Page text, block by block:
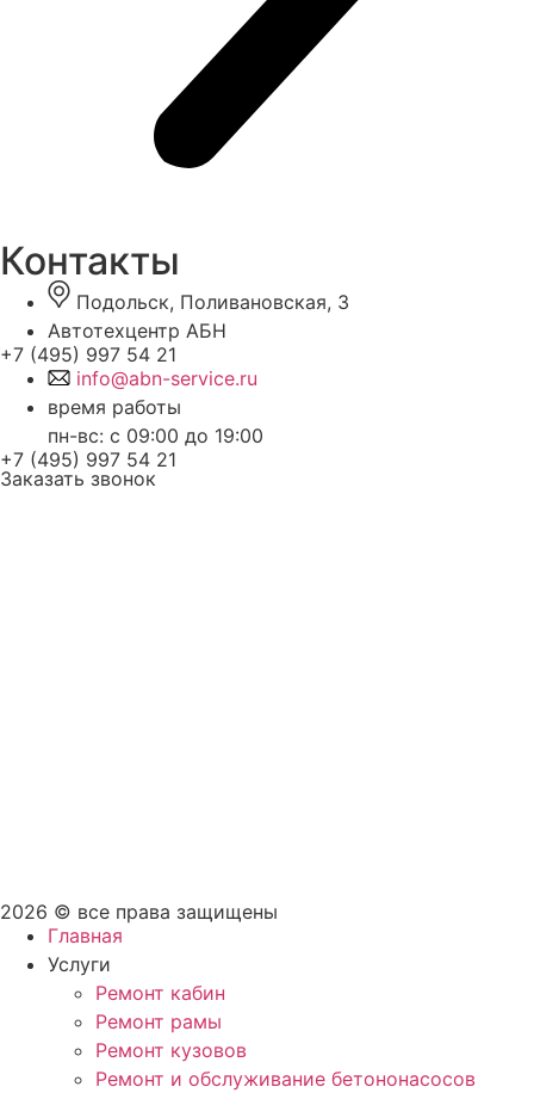
Контакты
Подольск, Поливановская, 3
Автотехцентр АБН
+7 (495) 997 54 21
info@abn-service.ru
время работы
пн-вс: с 09:00 до 19:00
+7 (495) 997 54 21
Заказать звонок
2026 © все права защищены
Главная
Услуги
Ремонт кабин
Ремонт рамы
Ремонт кузовов
Ремонт и обслуживание бетононасосов